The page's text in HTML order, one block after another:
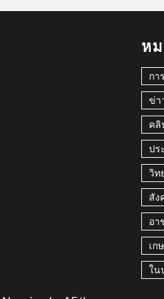
ห
กา
ข่า
คลิ
ปร
วิท
สัง
อา
เก
ใน